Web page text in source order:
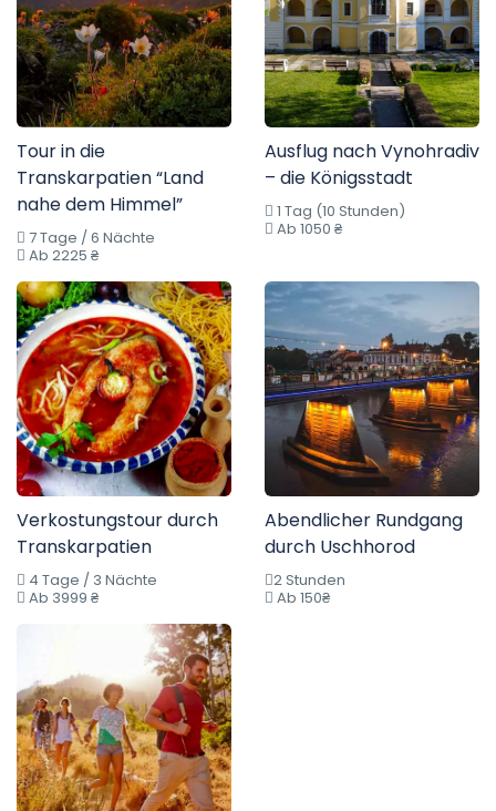
Tour in die
Transkarpatien “Land
nahe dem Himmel”
7 Tage / 6 Nächte
Ab 2225 ₴
Ausflug nach Vynohradiv
– die Königsstadt
1 Tag (10 Stunden)
Ab 1050 ₴
Verkostungstour durch
Transkarpatien
4 Tage / 3 Nächte
Ab 3999 ₴
Abendlicher Rundgang
durch Uschhorod
2 Stunden
Ab 150₴